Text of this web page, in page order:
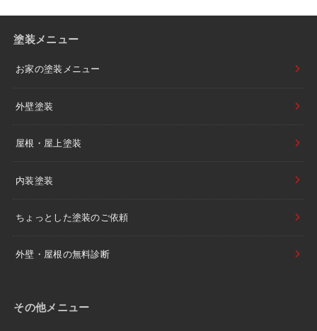
塗装メニュー
お家の塗装メニュー
外壁塗装
屋根・屋上塗装
内装塗装
ちょっとした塗装のご依頼
外壁・屋根の無料診断
その他メニュー